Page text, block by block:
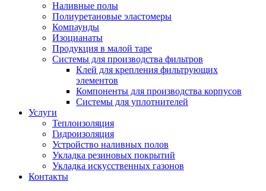
Наливные полы
Полиуретановые эластомеры
Компаунды
Изоцианаты
Продукция в малой таре
Системы для производства фильтров
Клей для крепления фильтрующих
элементов
Компоненты для производства корпусов
Системы для уплотнителей
Услуги
Теплоизоляция
Гидроизоляция
Устройство наливных полов
Укладка резиновых покрытий
Укладка искусственных газонов
Контакты